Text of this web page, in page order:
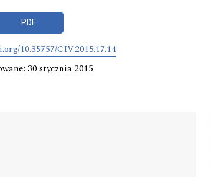
PDF
10.35757/CIV.2015.17.14
30 stycznia 2015